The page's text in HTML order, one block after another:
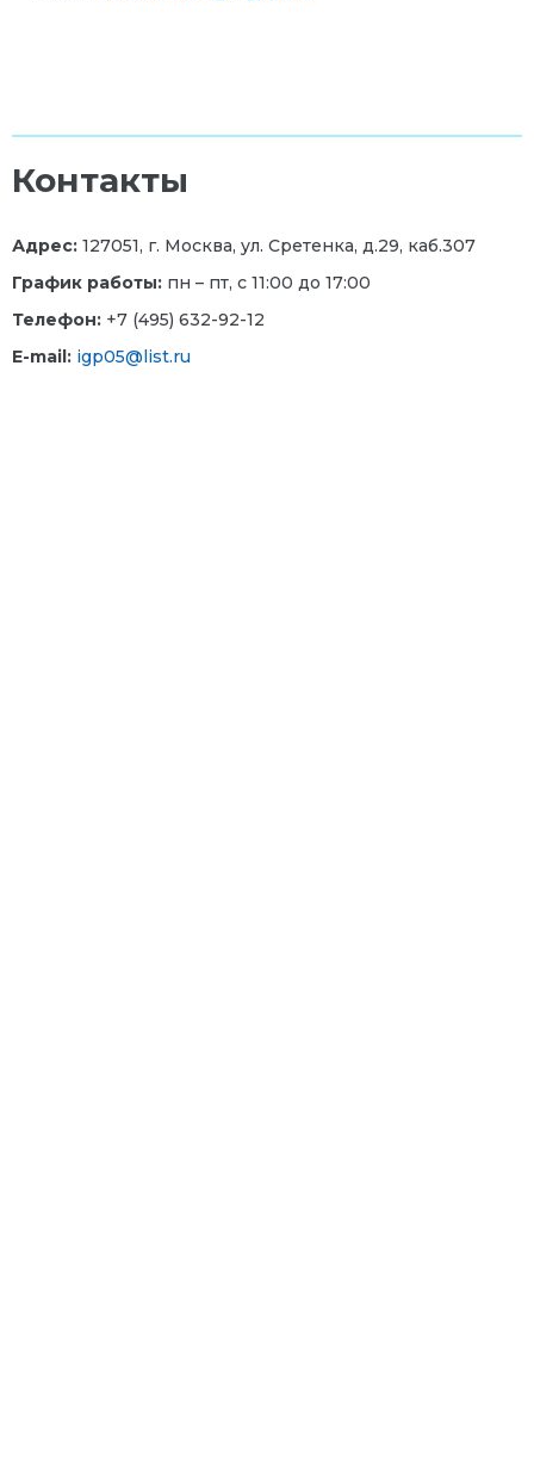
Контакты
Адрес: 127051, г. Москва, ул. Сретенка, д.29, каб.307
График работы: пн – пт, с 11:00 до 17:00
Телефон: +7 (495) 632-92-12
E-mail: igp05@list.ru